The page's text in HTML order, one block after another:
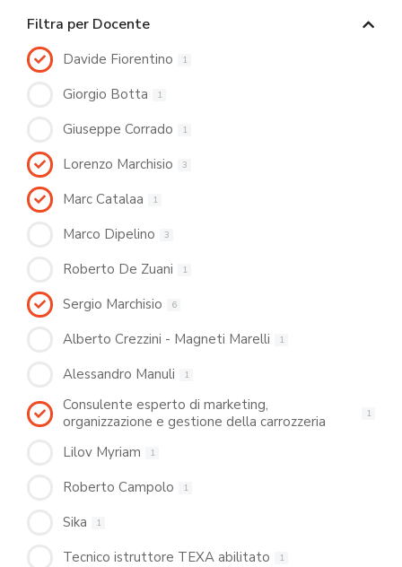
Filtra per Docente
Davide Fiorentino 1
Giorgio Botta 1
Giuseppe Corrado 1
Lorenzo Marchisio 3
Marc Catalaa 1
Marco Dipelino 3
Roberto De Zuani 1
Sergio Marchisio 6
Alberto Crezzini - Magneti Marelli 1
Alessandro Manuli 1
Consulente esperto di marketing,
organizzazione e gestione della carrozzeria
1
Lilov Myriam 1
Roberto Campolo 1
Sika 1
Tecnico istruttore TEXA abilitato 1